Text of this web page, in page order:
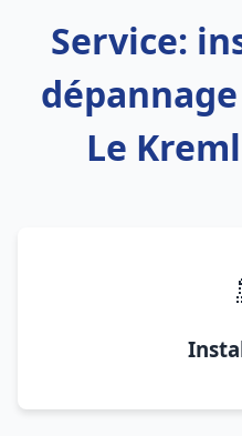
Service:
Le